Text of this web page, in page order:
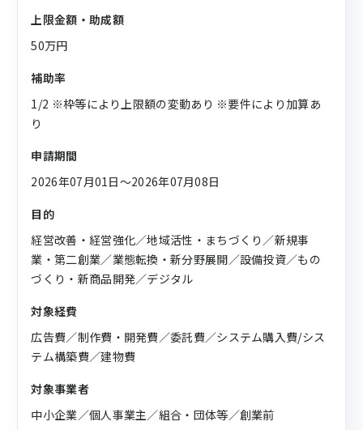
上限金額・助成額
50万円
補助率
1/2 ※枠等により上限額の変動あり ※要件により加算あ
り
申請期間
2026年07月01日〜2026年07月08日
目的
経営改善・経営強化／地域活性・まちづくり／新規事
業・第二創業／業態転換・新分野展開／設備投資／もの
づくり・新商品開発／デジタル
対象経費
広告費／制作費・開発費／委託費／システム購入費/シス
テム構築費／建物費
対象事業者
中小企業／個人事業主／組合・団体等／創業前